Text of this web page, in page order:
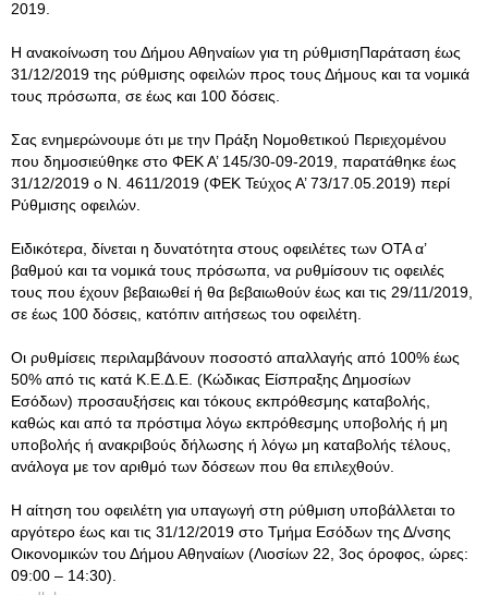
2019.
Η ανακοίνωση του Δήμου Αθηναίων για τη ρύθμισηΠαράταση έως
31/12/2019 της ρύθμισης οφειλών προς τους Δήμους και τα νομικά
τους πρόσωπα, σε έως και 100 δόσεις.
Σας ενημερώνουμε ότι με την Πράξη Νομοθετικού Περιεχομένου
που δημοσιεύθηκε στο ΦΕΚ Α’ 145/30-09-2019, παρατάθηκε έως
31/12/2019 ο Ν. 4611/2019 (ΦΕΚ Τεύχος Α’ 73/17.05.2019) περί
Ρύθμισης οφειλών.
Ειδικότερα, δίνεται η δυνατότητα στους οφειλέτες των ΟΤΑ α’
βαθμού και τα νομικά τους πρόσωπα, να ρυθμίσουν τις οφειλές
τους που έχουν βεβαιωθεί ή θα βεβαιωθούν έως και τις 29/11/2019,
σε έως 100 δόσεις, κατόπιν αιτήσεως του οφειλέτη.
Οι ρυθμίσεις περιλαμβάνουν ποσοστό απαλλαγής από 100% έως
50% από τις κατά Κ.Ε.Δ.Ε. (Κώδικας Είσπραξης Δημοσίων
Εσόδων) προσαυξήσεις και τόκους εκπρόθεσμης καταβολής,
καθώς και από τα πρόστιμα λόγω εκπρόθεσμης υποβολής ή μη
υποβολής ή ανακριβούς δήλωσης ή λόγω μη καταβολής τέλους,
ανάλογα με τον αριθμό των δόσεων που θα επιλεχθούν.
Η αίτηση του οφειλέτη για υπαγωγή στη ρύθμιση υποβάλλεται το
αργότερο έως και τις 31/12/2019 στο Τμήμα Εσόδων της Δ/νσης
Οικονομικών του Δήμου Αθηναίων (Λιοσίων 22, 3ος όροφος, ώρες:
09:00 – 14:30).